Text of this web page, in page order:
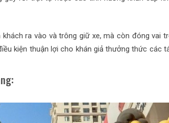
ra vào và trông giữ xe, mà còn đóng vai
kiện thuận lợi cho khán giả thưởng thức các